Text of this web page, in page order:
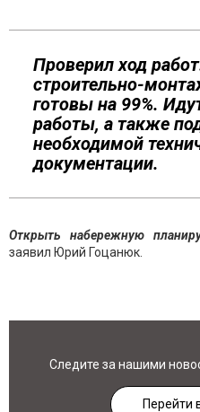
Проверил ход
строительно-
готовы на 99%.
работы, а также
необходимой
документации.
Открыть набережную
заявил Юрий Гоцанюк.
Следите за нашими
Перейти